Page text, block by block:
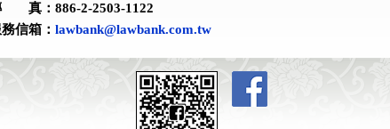
真：886-2-2503-1122
信箱： lawbank@lawbank.com.tw